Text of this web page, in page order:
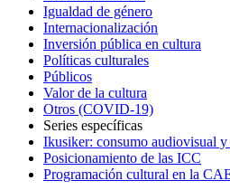
Igualdad de género
Internacionalización
Inversión pública en cultura
Políticas culturales
Públicos
Valor de la cultura
Otros (COVID-19)
Series específicas
Ikusiker: consumo audiovisual
Posicionamiento de las ICC
Programación cultural en la